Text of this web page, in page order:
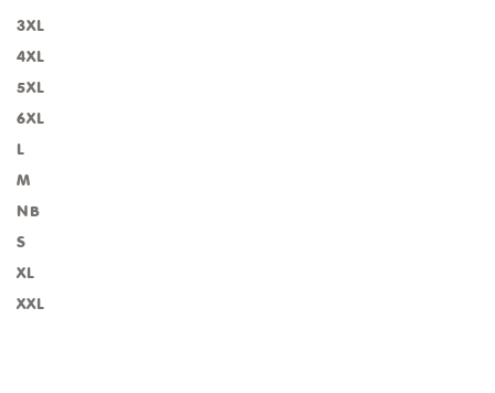
3XL
4XL
5XL
6XL
L
M
NB
S
XL
XXL